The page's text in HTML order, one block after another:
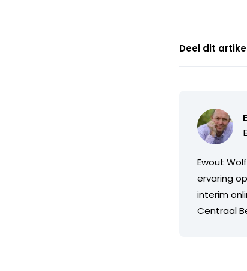
Deel dit
Ewout
ervaring
interim
Centraal